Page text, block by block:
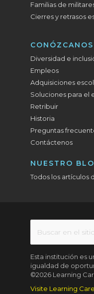
Familias de
Cierres y retrasos
CONÓZCANOS
Diversidad e
Empleos
Adquisiciones
Soluciones para el
Retribuir
Historia
Preguntas
Contáctenos
NUESTRO
Todos los artículos
Esta institución es
igualdad de
©2026 Learning
Visite Learning Care